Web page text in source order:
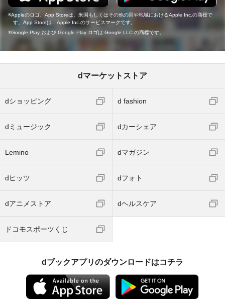
Appleのロゴ、App Storeは、米国もしくはその他の国や地域におけるApple Inc.の商標で
す。App Storeは、Apple Inc.のサービスマークです。
Google Play および Google Play ロゴは Google LLC の商標です。
dマーケットストア
dショッピング d fashion
dミュージック dカーシェア
Lemino dマガジン
dヒッツ dフォト
dアニメストア dヘルスケア
ドコモスポーツくじ
dブックアプリのダウンロードはコチラ